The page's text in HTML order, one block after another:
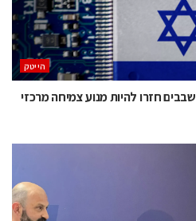
הייטק
חזרו להיות מנוע צמיחה מרכזי